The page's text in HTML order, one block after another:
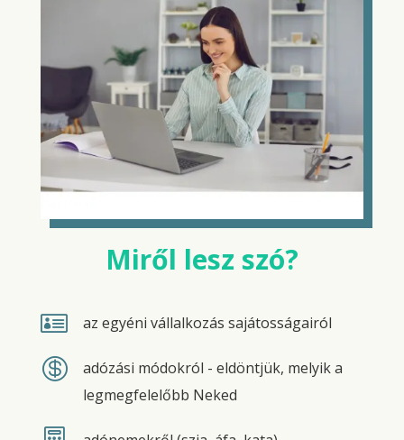
Miről lesz szó?
 az egyéni vállalkozás sajátosságairól

adózási módokról - eldöntjük, melyik a
legmegfelelőbb Neked